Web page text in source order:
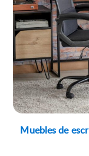
Muebles de